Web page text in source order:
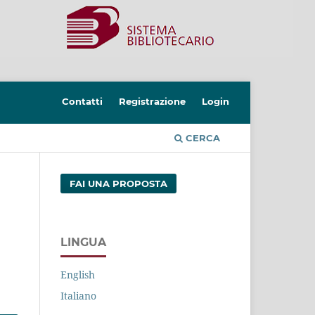
CERCA
Contatti Registrazione Login
FAI UNA PROPOSTA
LINGUA
English
Italiano